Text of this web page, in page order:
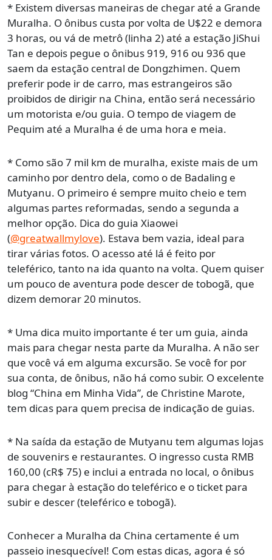
* Existem diversas maneiras de chegar até a Grande
Muralha. O ônibus custa por volta de U$22 e demora
3 horas, ou vá de metrô (linha 2) até a estação JiShui
Tan e depois pegue o ônibus 919, 916 ou 936 que
saem da estação central de Dongzhimen. Quem
preferir pode ir de carro, mas estrangeiros são
proibidos de dirigir na China, então será necessário
um motorista e/ou guia. O tempo de viagem de
Pequim até a Muralha é de uma hora e meia.
* Como são 7 mil km de muralha, existe mais de um
caminho por dentro dela, como o de Badaling e
Mutyanu. O primeiro é sempre muito cheio e tem
algumas partes reformadas, sendo a segunda a
melhor opção. Dica do guia Xiaowei
(@greatwallmylove). Estava bem vazia, ideal para
tirar várias fotos. O acesso até lá é feito por
teleférico, tanto na ida quanto na volta. Quem quiser
um pouco de aventura pode descer de tobogã, que
dizem demorar 20 minutos.
* Uma dica muito importante é ter um guia, ainda
mais para chegar nesta parte da Muralha. A não ser
que você vá em alguma excursão. Se você for por
sua conta, de ônibus, não há como subir. O excelente
blog “China em Minha Vida”, de Christine Marote,
tem dicas para quem precisa de indicação de guias.
* Na saída da estação de Mutyanu tem algumas lojas
de souvenirs e restaurantes. O ingresso custa RMB
160,00 (cR$ 75) e inclui a entrada no local, o ônibus
para chegar à estação do teleférico e o ticket para
subir e descer (teleférico e tobogã).
Conhecer a Muralha da China certamente é um
passeio inesquecível! Com estas dicas, agora é só